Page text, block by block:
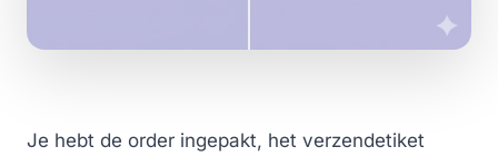
Je hebt de order ingepakt, het verzendetiket